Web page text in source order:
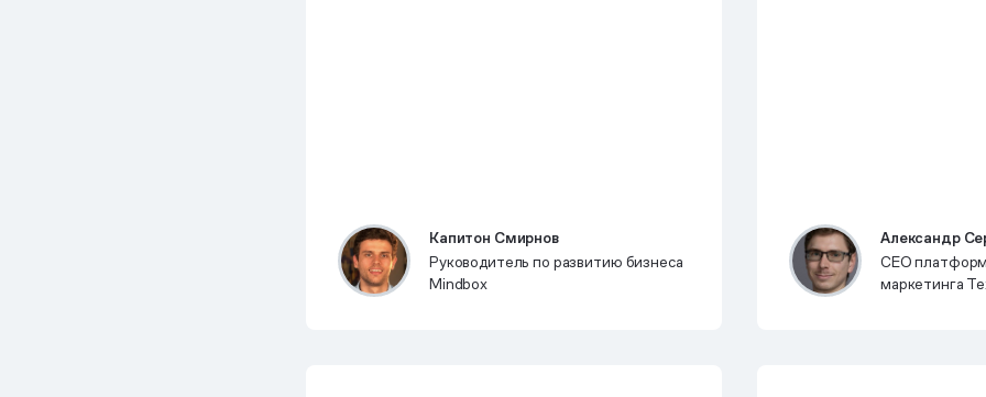
Капитон Смирнов
Руководитель по развитию бизнеса
Mindbox
Александр
CEO
маркетинга